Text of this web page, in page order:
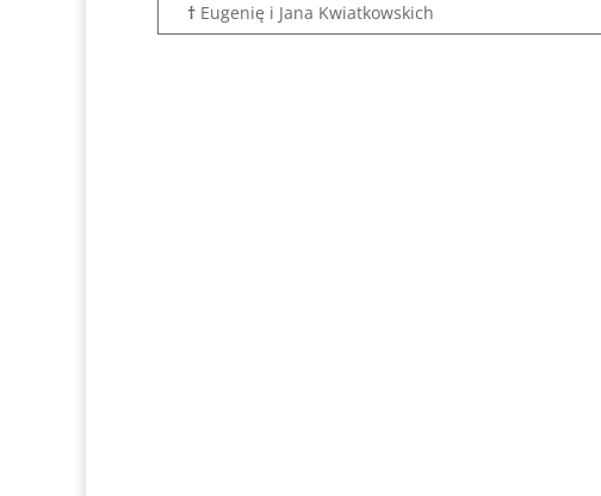
† Eugenię i Jana Kwiatkowskich